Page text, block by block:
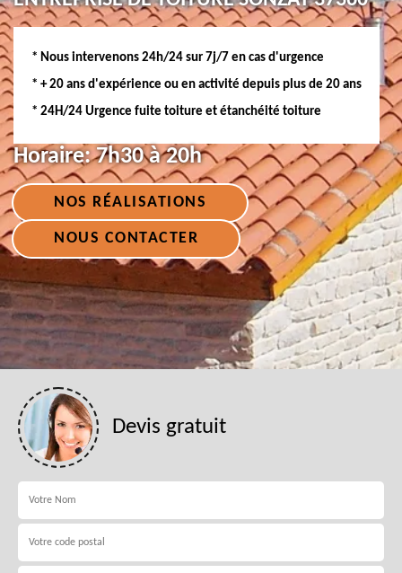
* Nous intervenons 24h/24 sur 7j/7 en cas d'urgence
* + 20 ans d'expérience ou en activité depuis plus de 20 ans
* 24H/24 Urgence fuite toiture et étanchéité toiture
Horaire:7h30 à 20h
NOS RÉALISATIONS
NOUS CONTACTER
Devis gratuit